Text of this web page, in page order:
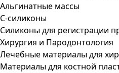
Альгинатные массы
С-силиконы
Силиконы для регистрации
Хирургия и Пародонтология
Лечебные материалы для
Материалы для костной